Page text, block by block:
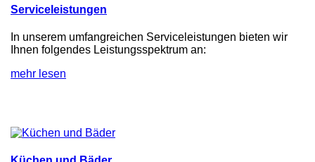
Serviceleistungen
In unserem umfangreichen Serviceleistungen bieten wir
Ihnen folgendes Leistungsspektrum an:
mehr lesen